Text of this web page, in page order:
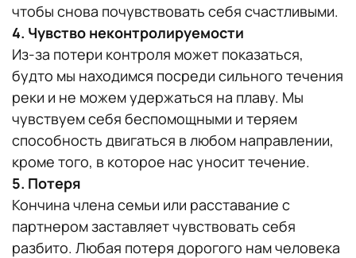
чтобы снова почувствовать себя счастливыми.
4. Чувство неконтролируемости
Из-за потери контроля может показаться,
будто мы находимся посреди сильного течения
реки и не можем удержаться на плаву. Мы
чувствуем себя беспомощными и теряем
способность двигаться в любом направлении,
кроме того, в которое нас уносит течение.
5. Потеря
Кончина члена семьи или расставание с
партнером заставляет чувствовать себя
разбито. Любая потеря дорогого нам человека